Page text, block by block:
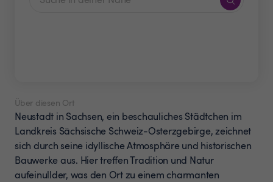
Über diesen Ort
Neustadt in Sachsen, ein beschauliches Städtchen im
Landkreis Sächsische Schweiz-Osterzgebirge, zeichnet
sich durch seine idyllische Atmosphäre und historischen
Bauwerke aus. Hier treffen Tradition und Natur
aufeinullder, was den Ort zu einem charmanten